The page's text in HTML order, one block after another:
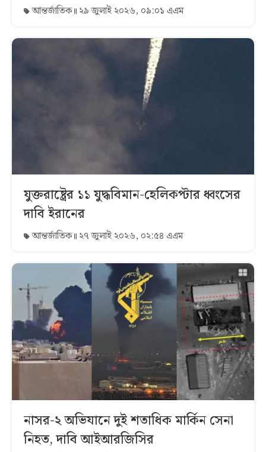
আন্তর্জাতিক ২৯ জুলাই ২০২৬, ০৯:০১ এএম
যুক্তরাষ্ট্রের ১১ যুদ্ধবিমান-হেলিকপ্টার ধ্বংসের
দাবি ইরানের
আন্তর্জাতিক ২৭ জুলাই ২০২৬, ০২:৫৪ এএম
নাসর-২ অভিযানে দুই শতাধিক মার্কিন সেনা
নিহত, দাবি আইআরজিসির